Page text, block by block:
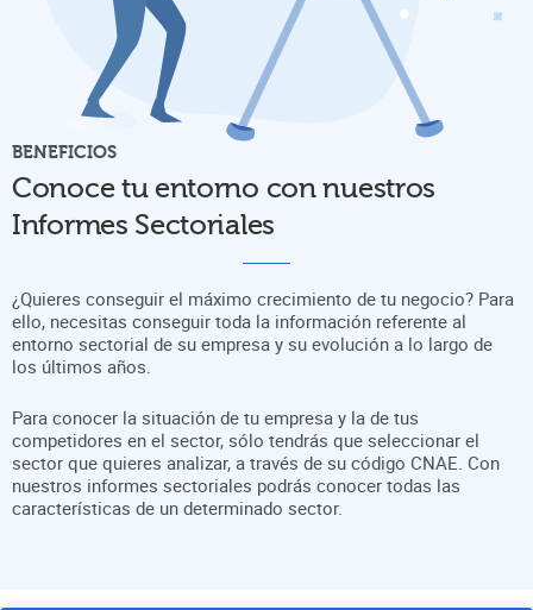
BENEFICIOS
Conoce tu entorno con nuestros
Informes Sectoriales
¿Quieres conseguir el máximo crecimiento de tu negocio? Para
ello, necesitas conseguir toda la información referente al
entorno sectorial de su empresa y su evolución a lo largo de
los últimos años.
Para conocer la situación de tu empresa y la de tus
competidores en el sector, sólo tendrás que seleccionar el
sector que quieres analizar, a través de su código CNAE. Con
nuestros informes sectoriales podrás conocer todas las
características de un determinado sector.